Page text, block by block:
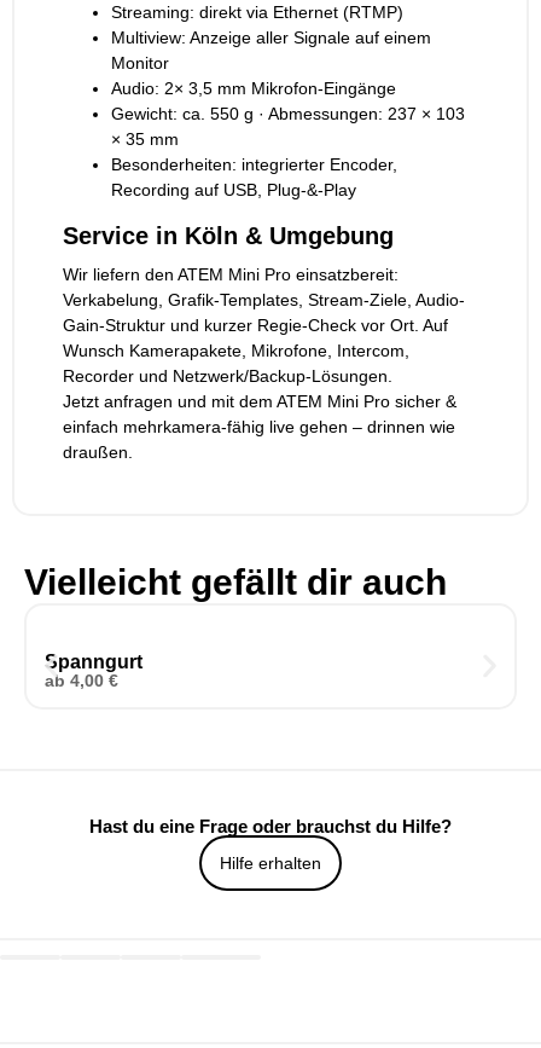
Streaming: direkt via Ethernet (RTMP)
Multiview: Anzeige aller Signale auf einem
Monitor
Audio: 2× 3,5 mm Mikrofon-Eingänge
Gewicht: ca. 550 g · Abmessungen: 237 × 103
× 35 mm
Besonderheiten: integrierter Encoder,
Recording auf USB, Plug-&-Play
Service in Köln & Umgebung
Wir liefern den ATEM Mini Pro einsatzbereit:
Verkabelung, Grafik-Templates, Stream-Ziele, Audio-
Gain-Struktur und kurzer Regie-Check vor Ort. Auf
Wunsch Kamerapakete, Mikrofone, Intercom,
Recorder und Netzwerk/Backup-Lösungen.
Jetzt anfragen und mit dem ATEM Mini Pro sicher &
einfach mehrkamera-fähig live gehen – drinnen wie
draußen.
Vielleicht gefällt dir auch
Spanngurt
ab 4,00 €
Hast du eine Frage oder brauchst du Hilfe?
Hilfe erhalten